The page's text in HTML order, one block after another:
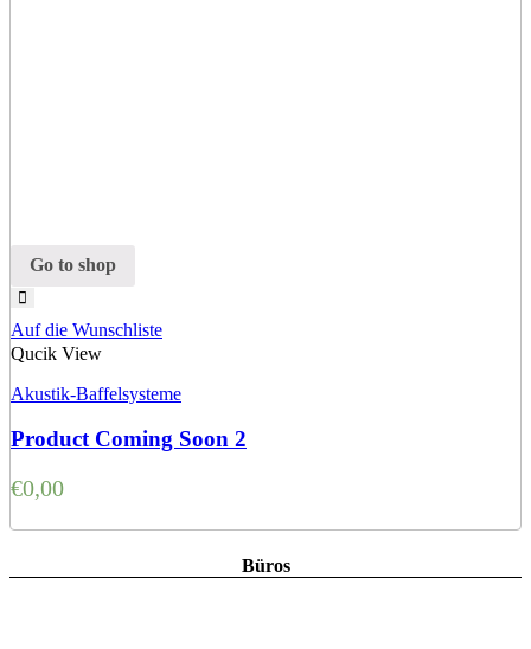
Go to shop
Auf die Wunschliste
Qucik View
Akustik-Baffelsysteme
Product Coming Soon 2
€0,00
Büros